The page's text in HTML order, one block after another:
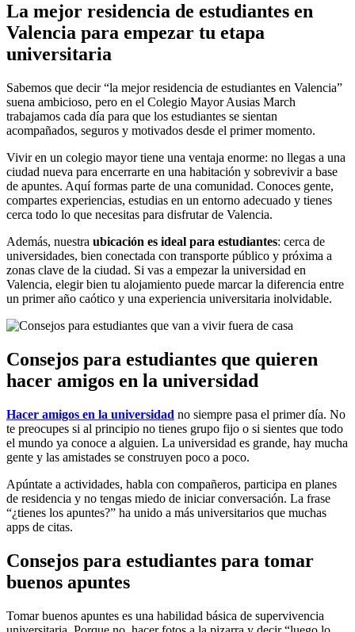
La mejor residencia de estudiantes en
Valencia para empezar tu etapa
universitaria
Sabemos que decir “la mejor residencia de estudiantes en Valencia”
suena ambicioso, pero en el Colegio Mayor Ausias March
trabajamos cada día para que los estudiantes se sientan
acompañados, seguros y motivados desde el primer momento.
Vivir en un colegio mayor tiene una ventaja enorme: no llegas a una
ciudad nueva para encerrarte en una habitación y sobrevivir a base
de apuntes. Aquí formas parte de una comunidad. Conoces gente,
compartes experiencias, estudias en un entorno adecuado y tienes
cerca todo lo que necesitas para disfrutar de Valencia.
Además, nuestra ubicación es ideal para estudiantes: cerca de
universidades, bien conectada con transporte público y próxima a
zonas clave de la ciudad. Si vas a empezar la universidad en
Valencia, elegir bien tu alojamiento puede marcar la diferencia entre
un primer año caótico y una experiencia universitaria inolvidable.
Consejos para estudiantes que quieren
hacer amigos en la universidad
Hacer amigos en la universidad no siempre pasa el primer día. No
te preocupes si al principio no tienes grupo fijo o si sientes que todo
el mundo ya conoce a alguien. La universidad es grande, hay mucha
gente y las amistades se construyen poco a poco.
Apúntate a actividades, habla con compañeros, participa en planes
de residencia y no tengas miedo de iniciar conversación. La frase
“¿tienes los apuntes?” ha unido a más universitarios que muchas
apps de citas.
Consejos para estudiantes para tomar
buenos apuntes
Tomar buenos apuntes es una habilidad básica de supervivencia